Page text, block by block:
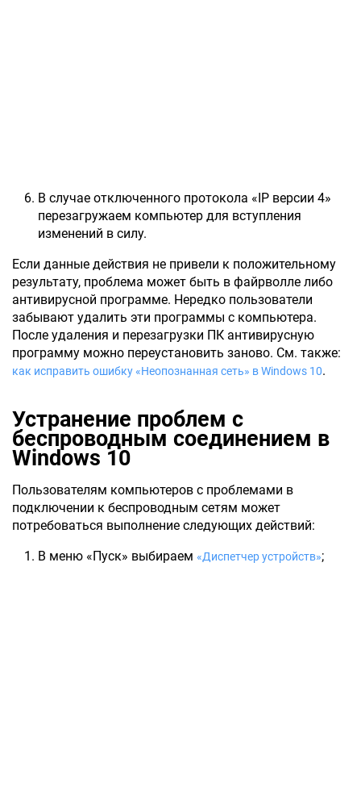
В случае отключенного протокола «IP версии 4»
перезагружаем компьютер для вступления
изменений в силу.
Если данные действия не привели к положительному
результату, проблема может быть в файрволле либо
антивирусной программе. Нередко пользователи
забывают удалить эти программы с компьютера.
После удаления и перезагрузки ПК антивирусную
программу можно переустановить заново. См. также:
как исправить ошибку «Неопознанная сеть» в Windows 10.
Устранение проблем с
беспроводным соединением в
Windows 10
Пользователям компьютеров с проблемами в
подключении к беспроводным сетям может
потребоваться выполнение следующих действий:
В меню «Пуск» выбираем «Диспетчер устройств»;